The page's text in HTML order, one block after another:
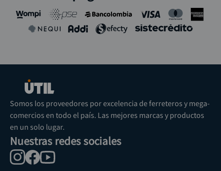
Somos los proveedores por excelencia de ferreteros y mega-
comercios en todo el país. Las mejores marcas y productos
en un solo lugar.
Nuestras redes sociales